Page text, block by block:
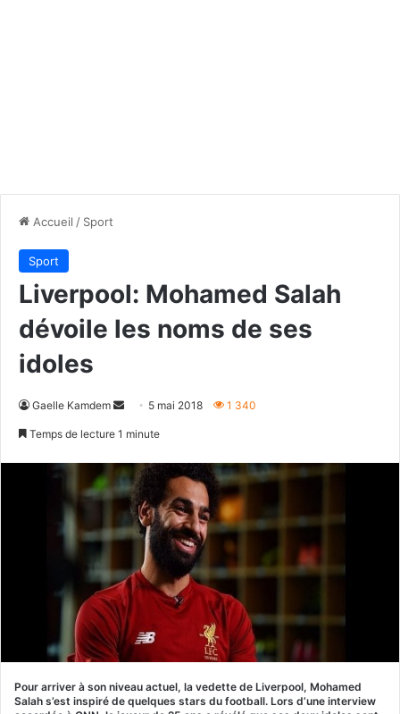
Accueil / Sport
Sport
Liverpool: Mohamed Salah
dévoile les noms de ses
idoles
Gaelle Kamdem
Envoyer5 mai 2018 1 340
Temps de lecture 1 minute
Pour arriver à son niveau actuel, la vedette de Liverpool, Mohamed
Salah s’est inspiré de quelques stars du football. Lors d’une interview